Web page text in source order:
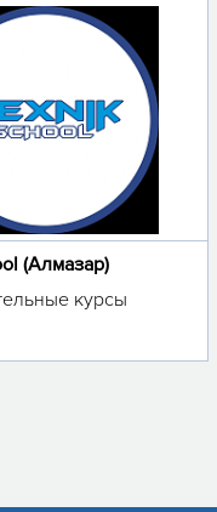
(Алмазар)
курсы